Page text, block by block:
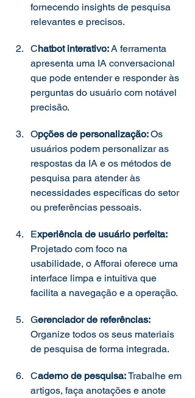
fornecendo insights de pesquisa
relevantes e precisos.
Chatbot interativo: A ferramenta
apresenta uma IA conversacional
que pode entender e responder às
perguntas do usuário com notável
precisão.
Opções de personalização: Os
usuários podem personalizar as
respostas da IA ​​e os métodos de
pesquisa para atender às
necessidades específicas do setor
ou preferências pessoais.
Experiência de usuário perfeita:
Projetado com foco na
usabilidade, o Afforai oferece uma
interface limpa e intuitiva que
facilita a navegação e a operação.
Gerenciador de referências:
Organize todos os seus materiais
de pesquisa de forma integrada.
Caderno de pesquisa: Trabalhe em
artigos, faça anotações e anote